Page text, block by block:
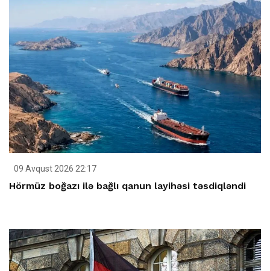
09 Avqust 2026 22:17
Hörmüz boğazı ilə bağlı qanun layihəsi təsdiqləndi